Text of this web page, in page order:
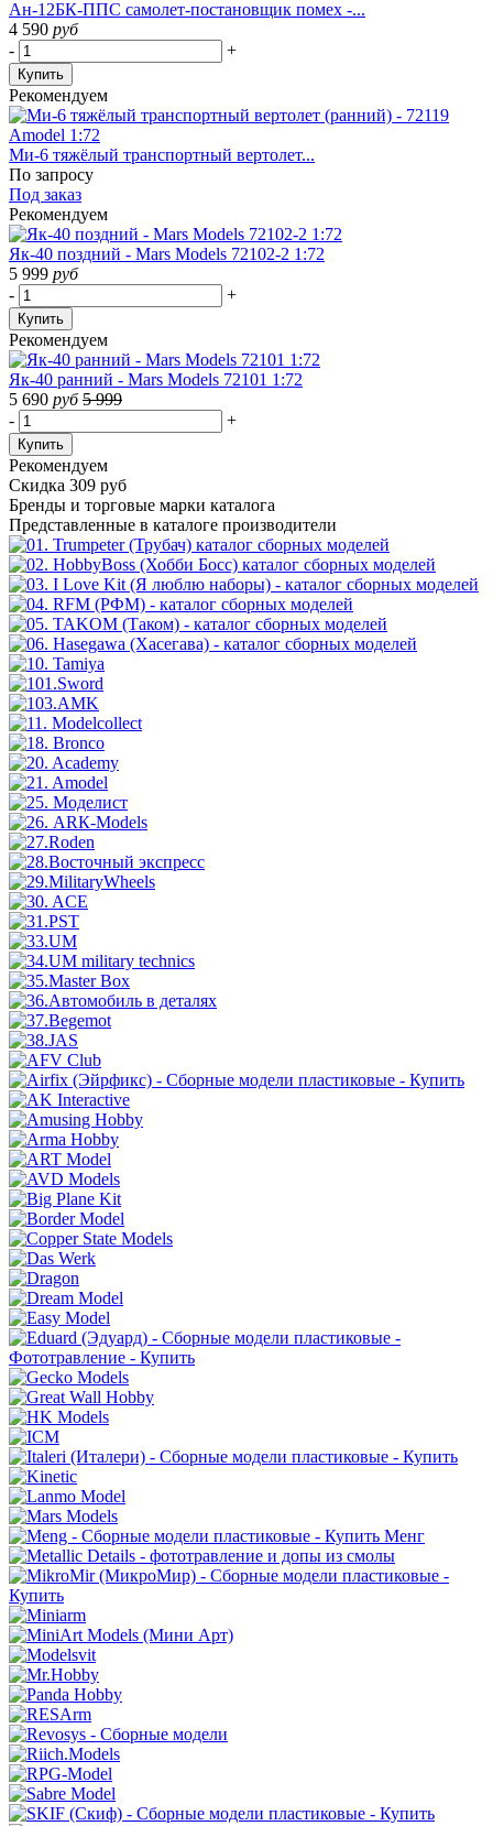
Ан-12БК-ППС самолет-постановщик помех -...
4 590 руб
-
+
Купить
Рекомендуем
Ми-6 тяжёлый транспортный вертолет...
По запросу
Под заказ
Рекомендуем
Як-40 поздний - Mars Models 72102-2 1:72
5 999 руб
-
+
Купить
Рекомендуем
Як-40 ранний - Mars Models 72101 1:72
5 690 руб 5 999
-
+
Купить
Рекомендуем
Скидка 309 руб
Бренды и торговые марки каталога
Представленные в каталоге производители